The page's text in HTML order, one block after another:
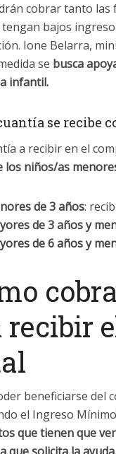
cobrar tanto las
tengan bajos
Ione Belarra,
se busca
infantil.
se recibe
a recibir en el
los niños/as
de 3 años:
de 3 años y
de 6 años y
recibir
beneficiarse del
el Ingreso
que tienen que